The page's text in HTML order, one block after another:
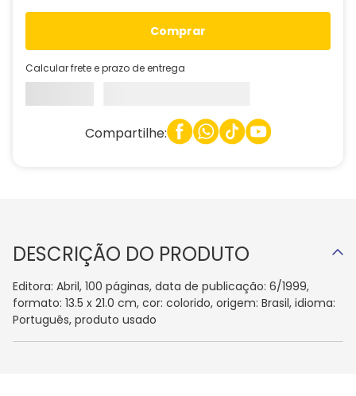
comprar
Calcular frete e prazo de entrega
Compartilhe:
DESCRIÇÃO DO PRODUTO
Editora: Abril, 100 páginas, data de publicação: 6/1999,
formato: 13.5 x 21.0 cm, cor: colorido, origem: Brasil, idioma:
Português, produto usado